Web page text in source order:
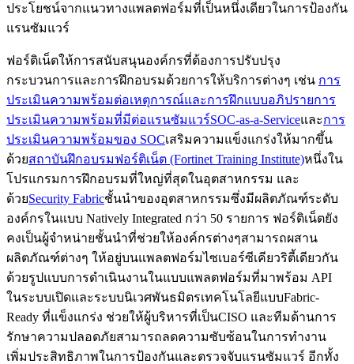
ประโยชน์จากแนวทางแพลตฟอร์มที่เป็นหนึ่งเดียวในการป้องกัน
แรนซัมแวร์
ฟอร์ติเน็ตให้การสนับสนุนองค์กรที่ต้องการปรับปรุง
กระบวนการและการฝึกอบรมด้วยการให้บริการต่างๆ เช่น การ
ประเมินความพร้อมต่อเหตุการณ์และการฝึกแบบอภิปรายการ
ประเมินความพร้อมที่มีต่อแรนซัมแวร์SOC-as-a-Serviceและการ
ประเมินความพร้อมของ SOCเสริมความแข็งแกร่งให้มากขึ้น
ด้วยสถาบันฝึกอบรมฟอร์ติเน็ต (Fortinet Training Institute)หนึ่งใน
โปรแกรมการฝึกอบรมที่ใหญ่ที่สุดในอุตสาหกรรม และ
ด้วยSecurity Fabricชั้นนำของอุตสาหกรรมซึ่งมีผลิตภัณฑ์ระดับ
องค์กรในแบบ Natively Integrated กว่า 50 รายการ ฟอร์ติเน็ตยัง
คงเป็นผู้จำหน่ายชั้นนำที่ช่วยให้องค์กรต่างๆสามารถผสาน
ผลิตภัณฑ์ต่างๆ ให้อยู่บนแพลตฟอร์มไซเบอร์ซีเคียวริตี้เดียวกัน
ด้วยรูปแบบการดำเนินงานในแบบแพลตฟอร์มที่มาพร้อม API
ในระบบเปิดและระบบนิเวศพันธมิตรเทคโนโลยีแบบFabric-
Ready ที่แข็งแกร่ง ช่วยให้ผู้บริหารที่เป็นCISO และทีมด้านการ
รักษาความปลอดภัยสามารถลดความซับซ้อนในการทำงาน
เพิ่มประสิทธิภาพในการป้องกันและตรวจจับแรนซัมแวร์ อีกทั้ง